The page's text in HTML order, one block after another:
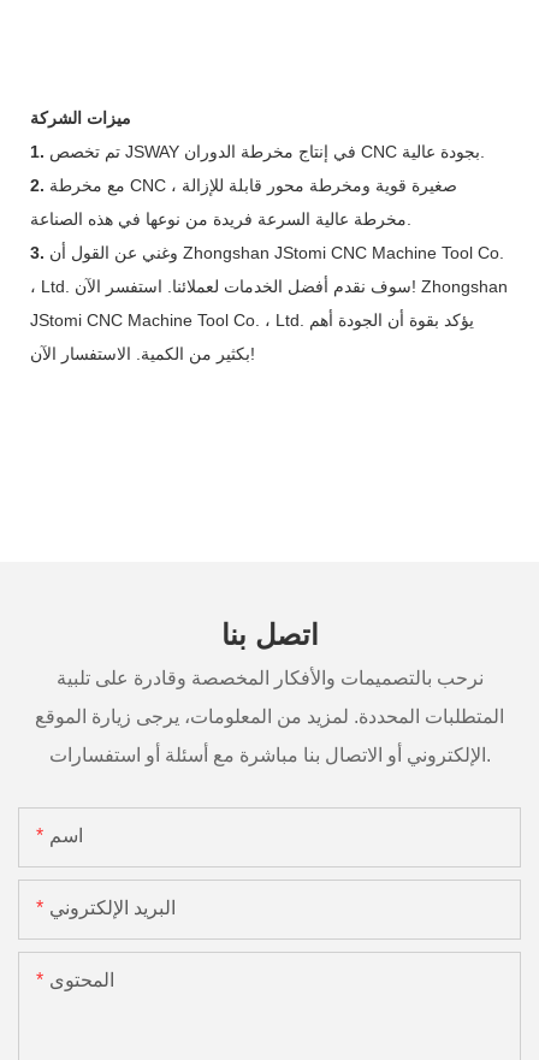
ميزات الشركة
1.
2. مع مخرطة CNC صغيرة قوية ومخرطة محور قابلة للإزالة ،
3. وغني عن القول أن Zhongshan JStomi CNC Machine Tool Co.
، Ltd. سوف نقدم أفضل الخدمات لعملائنا. استفسر الآن! Zhongshan
JStomi CNC Machine Tool Co. ، Ltd. يؤكد بقوة أن الجودة أهم
بكثير من الكمية. الاستفسار الآن!
اتصل بنا
نرحب بالتصميمات والأفكار المخصصة وقادرة على تلبية
المتطلبات المحددة. لمزيد من المعلومات، يرجى زيارة الموقع
الإلكتروني أو الاتصال بنا مباشرة مع أسئلة أو استفسارات.
اسم
البريد الإلكتروني
المحتوى